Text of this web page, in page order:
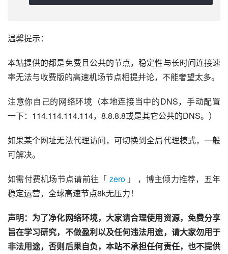
温馨提示：
本站提供的都是免费且公共的节点，稳定性与长时间连接速
率无法与收费版的高速机场节点相提并论，不能奢望太多。
注意你自己的网络环境（本地连接当中的DNS，手动配置
一下：114.114.114.114，8.8.8.8或是其它公共的DNS。）
如果某个网址无法代理访问，可切换到全局代理模式，一般
可解决。
如需付费机场节点请前往「 zero 」 ，博主倾力推荐，五年
稳定运营，全球高速节点8k无压力！
声明：为了净化网络环境，大家请合理使用资源，免费分享
旨在学习研究，不做盈利以及任何违法用途，请大家勿用于
非法用途，否则后果自负，本站不承担任何责任，也不提供